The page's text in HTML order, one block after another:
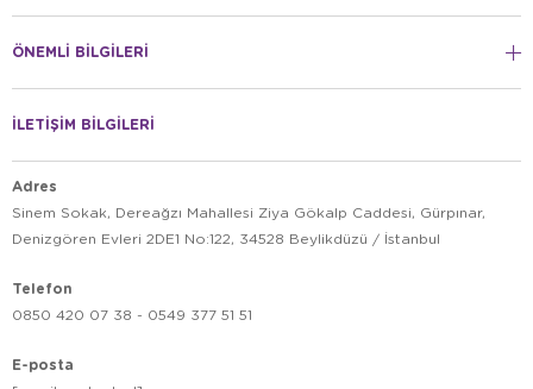
ÖNEMLİ BİLGİLERİ
İLETİŞİM BİLGİLERİ
Adres
Sinem Sokak, Dereağzı Mahallesi Ziya Gökalp Caddesi, Gürpınar,
Denizgören Evleri 2DE1 No:122, 34528 Beylikdüzü / İstanbul
Telefon
0850 420 07 38 - 0549 377 51 51
E-posta